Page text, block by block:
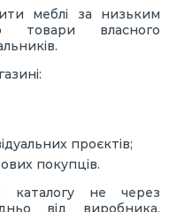
меблі за низьким
товари власного
проєктів;
покупців.
не через
від виробника,